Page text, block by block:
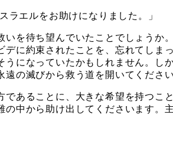
ラエルをお助けになりました。」
を待ち望んでいたことでしょうか
に約束されたことを、忘れてし
になっていたかもしれません。
の滅びから救う道を開いてください
あることに、大きな希望を持つこ
中から助け出してくださいます